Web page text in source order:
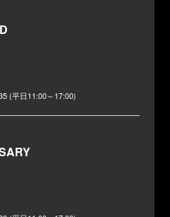
(平日11:00～17:00)